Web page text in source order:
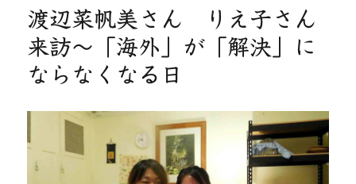
渡辺菜帆美さん りえ子さん
来訪～「海外」が「解決」に
ならなくなる日